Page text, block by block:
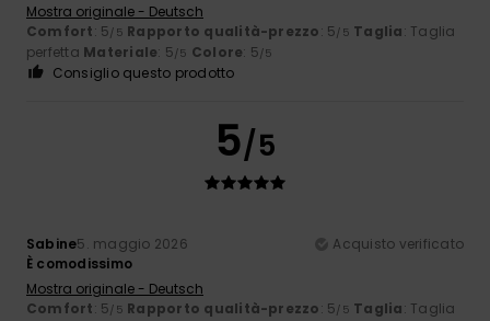
Mostra originale - Deutsch
Comfort: 5/5 Rapporto qualità-prezzo: 5/5 Taglia: Taglia
perfetta Materiale: 5/5 Colore: 5/5
Consiglio questo prodotto
5/5
Sabine5. maggio 2026
Acquisto verificato
È comodissimo
Mostra originale - Deutsch
Comfort: 5/5 Rapporto qualità-prezzo: 5/5 Taglia: Taglia